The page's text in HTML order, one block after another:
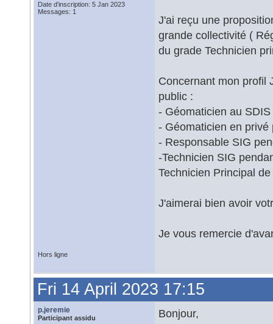
Date d'inscription: 5 Jan 2023
Messages: 1
J'ai reçu une
grande collectivité (
du grade Technicien
Concernant mon profil
public :
- Géomaticien au
- Géomaticien en privé
- Responsable SIG
-Technicien SIG
Technicien Principal
J'aimerai bien avoir
Je vous remercie
Hors ligne
Fri 14 April 2023 17:15
p.jeremie
Participant assidu
Bonjour,